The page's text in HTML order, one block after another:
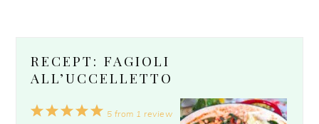
RECEPT: FAGIOLI
ALL’UCCELLETTO
5
4
3
2
1 5 from 1 review